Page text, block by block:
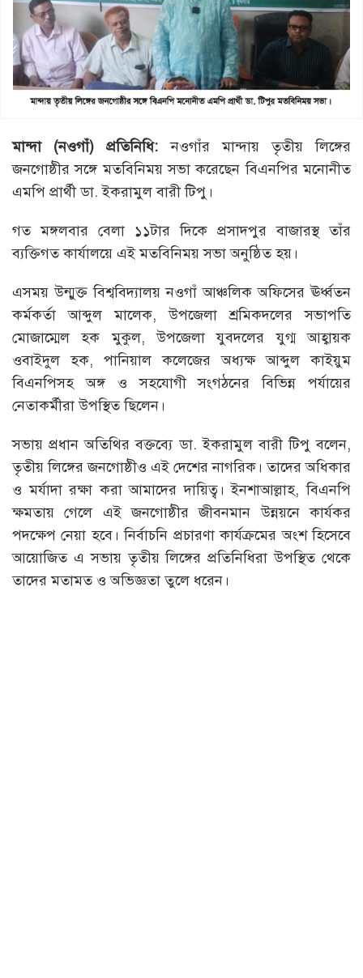
মান্দা (নওগাঁ) প্রতিনিধি: নওগাঁর মান্দায় তৃতীয় লিঙ্গের
জনগোষ্ঠীর সঙ্গে মতবিনিময় সভা করেছেন বিএনপির মনোনীত
এমপি প্রার্থী ডা. ইকরামুল বারী টিপু।
গত মঙ্গলবার বেলা ১১টার দিকে প্রসাদপুর বাজারস্থ তাঁর
ব্যক্তিগত কার্যালয়ে এই মতবিনিময় সভা অনুষ্ঠিত হয়।
এসময় উন্মুক্ত বিশ্ববিদ্যালয় নওগাঁ আঞ্চলিক অফিসের ঊর্ধ্বতন
কর্মকর্তা আব্দুল মালেক, উপজেলা শ্রমিকদলের সভাপতি
মোজাম্মেল হক মুকুল, উপজেলা যুবদলের যুগ্ম আহ্বায়ক
ওবাইদুল হক, পানিয়াল কলেজের অধ্যক্ষ আব্দুল কাইয়ুম
বিএনপিসহ অঙ্গ ও সহযোগী সংগঠনের বিভিন্ন পর্যায়ের
নেতাকর্মীরা উপস্থিত ছিলেন।
সভায় প্রধান অতিথির বক্তব্যে ডা. ইকরামুল বারী টিপু বলেন,
তৃতীয় লিঙ্গের জনগোষ্ঠীও এই দেশের নাগরিক। তাদের অধিকার
ও মর্যাদা রক্ষা করা আমাদের দায়িত্ব। ইনশাআল্লাহ, বিএনপি
ক্ষমতায় গেলে এই জনগোষ্ঠীর জীবনমান উন্নয়নে কার্যকর
পদক্ষেপ নেয়া হবে। নির্বাচনি প্রচারণা কার্যক্রমের অংশ হিসেবে
আয়োজিত এ সভায় তৃতীয় লিঙ্গের প্রতিনিধিরা উপস্থিত থেকে
তাদের মতামত ও অভিজ্ঞতা তুলে ধরেন।